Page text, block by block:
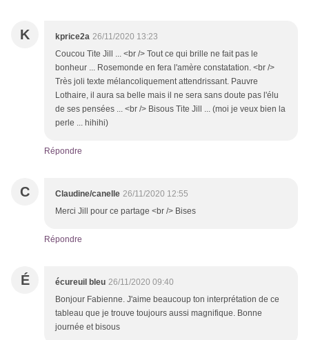
K kprice2a 26/11/2020 13:23
Coucou Tite Jill ... <br /> Tout ce qui brille ne fait pas le
bonheur ... Rosemonde en fera l'amère constatation. <br />
Très joli texte mélancoliquement attendrissant. Pauvre
Lothaire, il aura sa belle mais il ne sera sans doute pas l'élu
de ses pensées ... <br /> Bisous Tite Jill ... (moi je veux bien la
perle ... hihihi)
Répondre
C Claudine/canelle 26/11/2020 12:55
Merci Jill pour ce partage <br /> Bises
Répondre
É écureuil bleu 26/11/2020 09:40
Bonjour Fabienne. J'aime beaucoup ton interprétation de ce
tableau que je trouve toujours aussi magnifique. Bonne
journée et bisous